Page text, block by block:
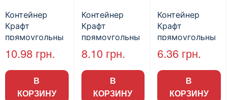
Контейнер
Крафт
прямоугольны
й с крышкой,
180*120*50мм,
900 мл (50шт/
10.98 грн.
В
КОРЗИНУ
Контейнер
Крафт
прямоугольны
й с крышкой
150*100*45мм,
700 мл, (50шт/
8.10 грн.
В
КОРЗИНУ
Контейнер
Крафт
прямоугольны
й с крышкой
135*85*40мм
500 мл
6.36 грн.
В
КОРЗИНУ